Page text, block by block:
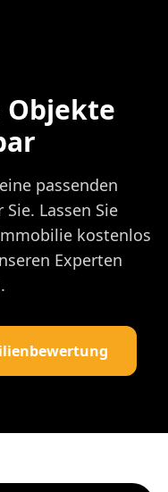
passenden
Lassen Sie
kostenlos
Experten